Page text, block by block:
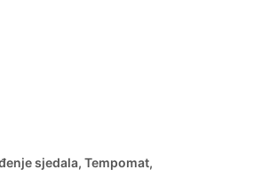
sjedala, Tempomat,